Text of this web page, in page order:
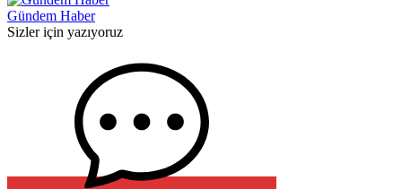
Gündem Haber
Sizler için yazıyoruz